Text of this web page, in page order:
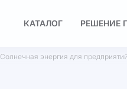
КАТАЛОГ РЕШЕНИЕ
Солнечная энергия для